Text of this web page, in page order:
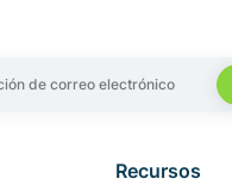
Recursos